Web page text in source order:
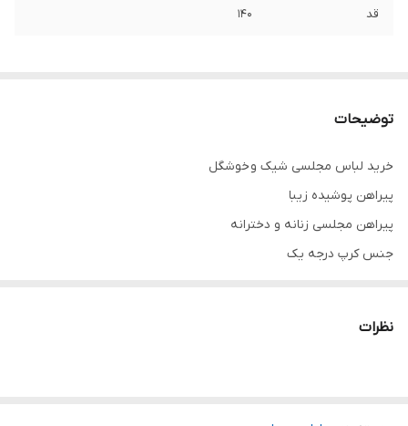
قد ۱۴۰
توضیحات
خرید لباس مجلسی شیک و خوشگل
پیراهن پوشیده زیبا
پیراهن مجلسی زنانه و دخترانه
جنس کرپ درجه یک
نظرات